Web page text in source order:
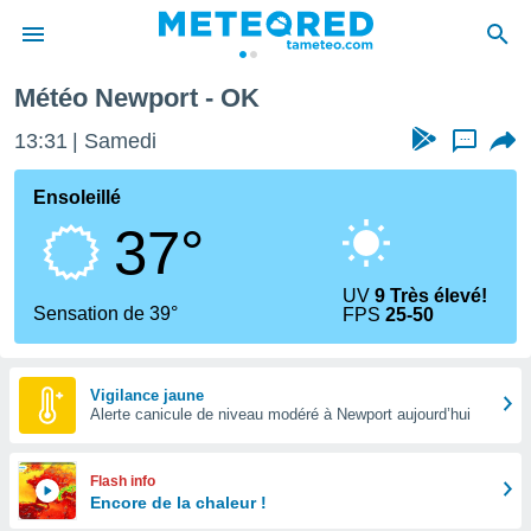
de
Météo Newport - OK
13:31 Samedi ...
Ensoleillé
37°
Sensation de 39°
UV9 Très élevé!
FPS25-50
Vigilance jaune
Alerte canicule de niveau modéré à Newport aujourd’hui
Flash info
Encore de la chaleur !